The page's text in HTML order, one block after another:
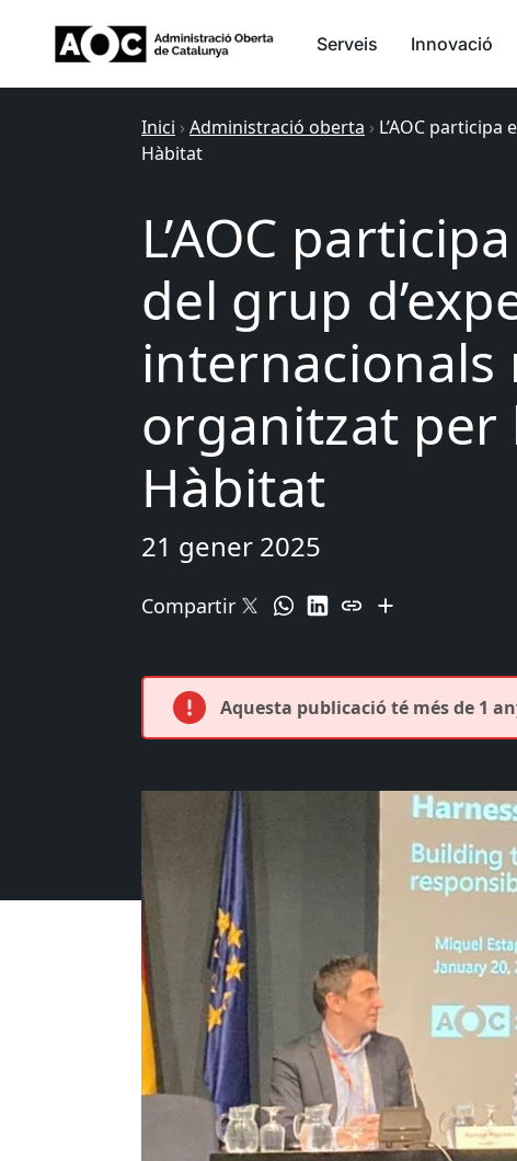
Serveis Innovació
Inici › Administració oberta › L’AOC
Hàbitat
L’AOC
del grup
organitzat per
Hàbitat
21 gener 2025
Compartir
Aquesta publicació té més de 1